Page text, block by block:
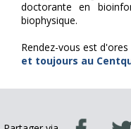
doctorante en
biophysique.
Rendez-vous est
et toujours au